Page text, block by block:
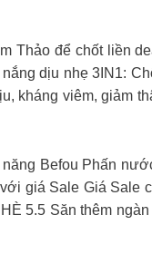
Thảo để chốt liền
dịu nhẹ 3IN1:
kháng viêm, giảm
Befou Phấn
giá Sale Giá Sale
5.5 Săn thêm ngàn